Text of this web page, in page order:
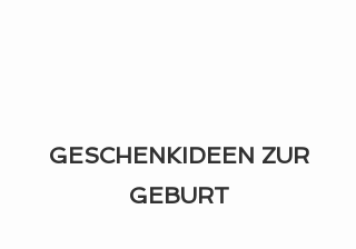
GESCHENKIDEEN ZUR
GEBURT